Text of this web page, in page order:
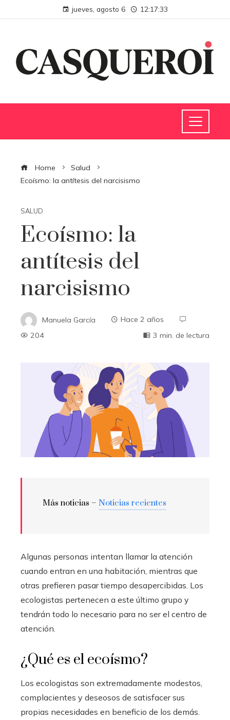
jueves, agosto 6 12:17:34
Home
Salud
Ecoísmo: la antítesis del narcisismo
SALUD
Ecoísmo: la
antítesis del
narcisismo
Manuela García
Hace 2 años
204
3 min. de lectura
Más noticias – Noticias recientes
Algunas personas intentan llamar la atención
cuando entran en una habitación, mientras que
otras prefieren pasar tiempo desapercibidas. Los
ecologistas pertenecen a este último grupo y
tendrán todo lo necesario para no ser el centro de
atención.
¿Qué es el ecoísmo?
Los ecologistas son extremadamente modestos,
complacientes y deseosos de satisfacer sus
propias necesidades en beneficio de los demás.